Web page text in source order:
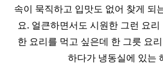
속이 묵직하고 입맛도 없어 찾게 되
요. 얼큰하면서도 시원한 그런 요
한 요리를 먹고 싶은데 한 그릇 요
하다가 냉동실에 있는